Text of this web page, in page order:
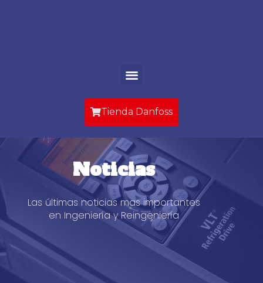
Menu
Tienda Danfoss
Noticias
Las últimas noticias mas importantes
en Ingeniería y Reingeniería